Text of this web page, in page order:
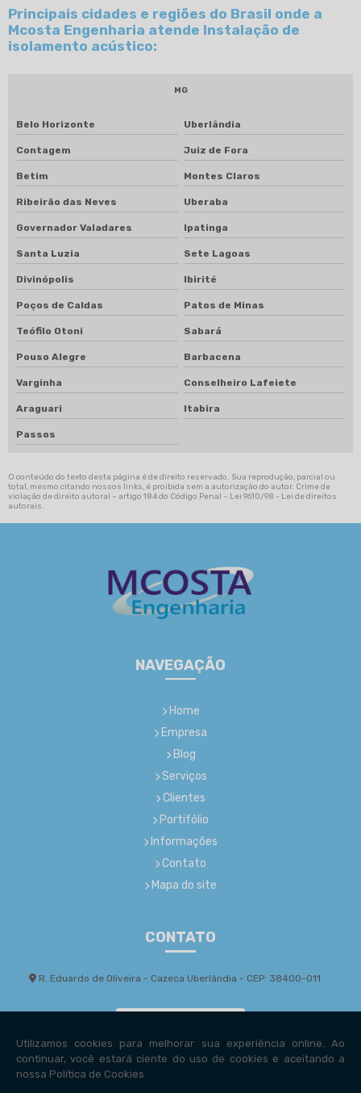
Principais cidades e regiões do Brasil onde a
Mcosta Engenharia atende Instalação de
isolamento acústico:
MG
Belo Horizonte Uberlândia
Contagem Juiz de Fora
Betim Montes Claros
Ribeirão das Neves Uberaba
Governador Valadares Ipatinga
Santa Luzia Sete Lagoas
Divinópolis Ibirité
Poços de Caldas Patos de Minas
Teófilo Otoni Sabará
Pouso Alegre Barbacena
Varginha Conselheiro Lafeiete
Araguari Itabira
Passos
O conteúdo do texto desta página é de direito reservado. Sua reprodução, parcial ou
total, mesmo citando nossos links, é proibida sem a autorização do autor. Crime de
violação de direito autoral – artigo 184 do Código Penal – Lei 9610/98 - Lei de direitos
autorais.
NAVEGAÇÃO
Home
Empresa
Blog
Serviços
Clientes
Portifólio
Informações
Contato
Mapa do site
CONTATO
R. Eduardo de Oliveira - Cazeca Uberlândia - CEP: 38400-011